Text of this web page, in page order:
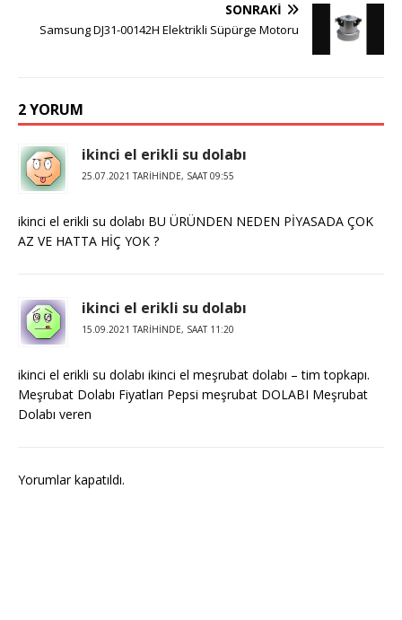
SONRAKI
Samsung DJ31-00142H Elektrikli Süpürge Motoru
2 YORUM
ikinci el erikli su dolabı
25.07.2021 TARIHINDE, SAAT 09:55
ikinci el erikli su dolabı BU ÜRÜNDEN NEDEN PİYASADA ÇOK
AZ VE HATTA HİÇ YOK ?
ikinci el erikli su dolabı
15.09.2021 TARIHINDE, SAAT 11:20
ikinci el erikli su dolabı ikinci el meşrubat dolabı – tim topkapı.
Meşrubat Dolabı Fiyatları Pepsi meşrubat DOLABI Meşrubat
Dolabı veren
Yorumlar kapatıldı.